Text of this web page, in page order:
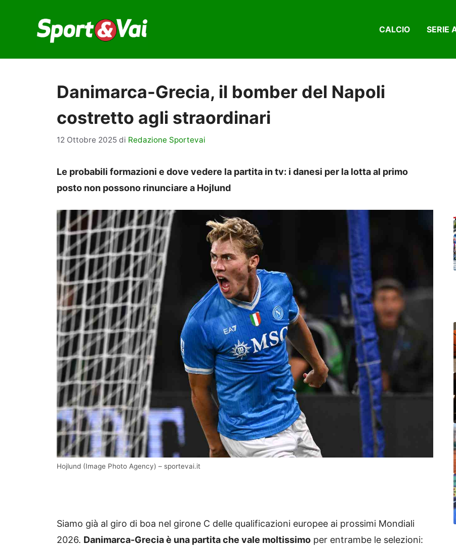
contenuto
CALCIO SERIE
Danimarca-Grecia, il bomber del Napoli
costretto agli straordinari
12 Ottobre 2025 di Redazione Sportevai
Le probabili formazioni e dove vedere la partita in tv: i danesi per la lotta al primo
posto non possono rinunciare a Hojlund
Hojlund (Image Photo Agency) – sportevai.it
Siamo già al giro di boa nel girone C delle qualificazioni europee ai prossimi Mondiali
2026. Danimarca-Grecia è una partita che vale moltissimo per entrambe le selezioni: